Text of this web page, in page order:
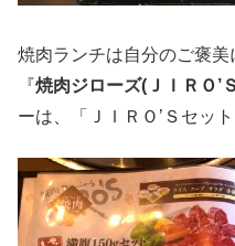
焼肉ランチは自分のご褒
『焼肉ジローズ(ＪＩＲＯ’
ーは、「ＪＩＲＯ’Ｓセッ